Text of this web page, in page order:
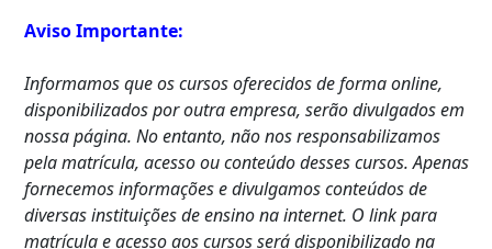
Aviso Importante:
Informamos que os cursos oferecidos de forma online,
disponibilizados por outra empresa, serão divulgados em
nossa página. No entanto, não nos responsabilizamos
pela matrícula, acesso ou conteúdo desses cursos. Apenas
fornecemos informações e divulgamos conteúdos de
diversas instituições de ensino na internet. O link para
matrícula e acesso aos cursos será disponibilizado na